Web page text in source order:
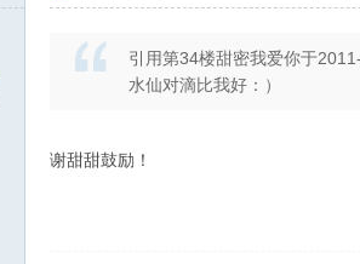
引用第34楼甜密我爱你于
水仙对滴比我好：）
谢甜甜鼓励！